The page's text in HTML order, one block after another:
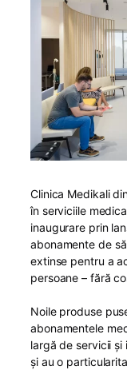
Clinica Medikali
în serviciile
inaugurare prin
abonamente de
extinse pentru a
persoane – fără
Noile produse
abonamentele
largă de servicii și
și au o